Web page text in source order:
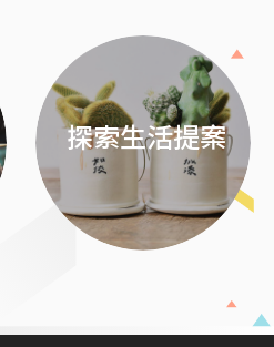
探索生活提案